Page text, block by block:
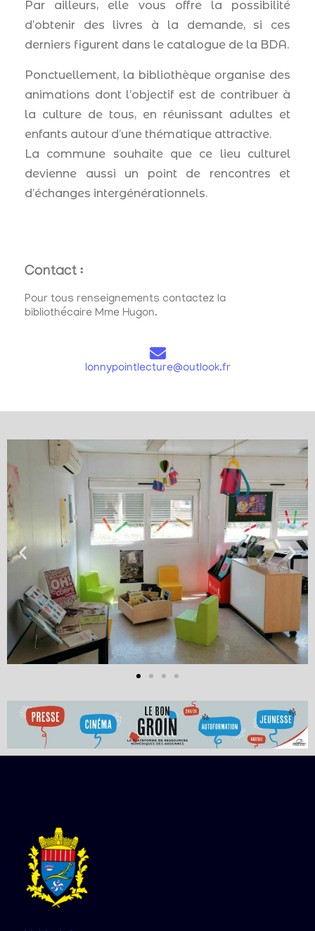
Par ailleurs, elle vous offre la possibilité
d’obtenir des livres à la demande, si ces
derniers figurent dans le catalogue de la BDA.
Ponctuellement, la bibliothèque organise des
animations dont l’objectif est de contribuer à
la culture de tous, en réunissant adultes et
enfants autour d’une thématique attractive.
La commune souhaite que ce lieu culturel
devienne aussi un point de rencontres et
d’échanges intergénérationnels.
Contact :
Pour tous renseignements contactez la
bibliothécaire Mme Hugon.
lonnypointlecture@outlook.fr